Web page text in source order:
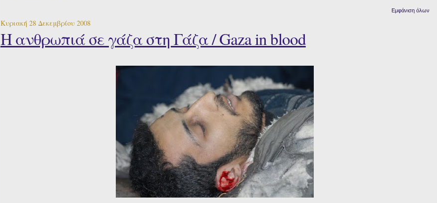
Εμφάνιση όλων
Κυριακή 28 Δεκεμβρίου 2008
Η ανθρωπιά σε γάζα στη Γάζα / Gaza in blood